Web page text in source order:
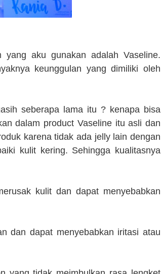
aku gunakan adalah Vaseline.
keunggulan yang dimiliki oleh
seberapa lama itu ? kenapa bisa
dalam product Vaseline itu asli dan
karena tidak ada jelly lain dengan
kulit kering. Sehingga kualitasnya
kulit dan dapat menyebabkan
dan dapat menyebabkan iritasi atau